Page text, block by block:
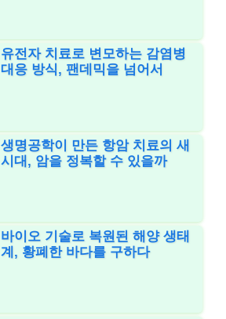
유전자 치료로 변모하는 감염병
대응 방식, 팬데믹을 넘어서
생명공학이 만든 항암 치료의 새
시대, 암을 정복할 수 있을까
바이오 기술로 복원된 해양 생태
계, 황폐한 바다를 구하다